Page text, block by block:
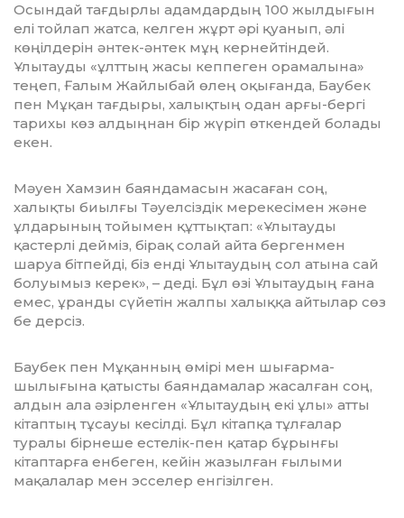
Осындай тағдырлы адамдардың 100 жыл­дығын
елі тойлап жатса, келген жұрт әрі қуанып, әлі
көңілдерін әнтек-әнтек мұң кер­нейтіндей.
Ұлытауды «ұлттың жасы кеппеген орамалына»
теңеп, Ғалым Жайлыбай өлең оқығанда, Баубек
пен Мұқан тағ­дыры, халықтың одан арғы-бергі
тарихы көз алдыңнан бір жүріп өткендей болады
екен.
Мәуен Хамзин баяндамасын жасаған соң,
халықты биылғы Тәуелсіздік мере­ке­сімен және
ұлдарының тойымен құттықтап: «Ұлытауды
қастерлі дейміз, бірақ солай айта бергенмен
шаруа бітпейді, біз енді Ұлытау­дың сол атына сай
болуымыз керек», – деді. Бұл өзі Ұлытаудың ғана
емес, ұранды сүйе­тін жалпы халыққа айтылар сөз
бе дерсіз.
Баубек пен Мұқанның өмірі мен шығар­ма­
шылығына қатысты баяндамалар жасал­ған соң,
алдын ала әзірленген «Ұлытаудың екі ұлы» атты
кітаптың тұсауы кесілді. Бұл кі­тапқа тұлғалар
туралы бірнеше естелік-пен қатар бұрынғы
кітаптарға енбеген, кейін жазылған ғылыми
мақалалар мен эс­селер енгізілген.